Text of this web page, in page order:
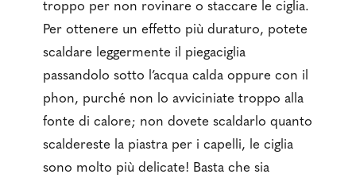
troppo per non rovinare o staccare le ciglia.
Per ottenere un effetto più duraturo, potete
scaldare leggermente il piegaciglia
passandolo sotto l’acqua calda oppure con il
phon, purché non lo avviciniate troppo alla
fonte di calore; non dovete scaldarlo quanto
scaldereste la piastra per i capelli, le ciglia
sono molto più delicate! Basta che sia